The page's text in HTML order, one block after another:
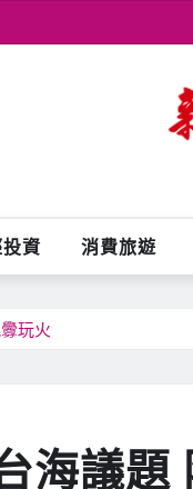
資 消費旅遊
玩火
海議題